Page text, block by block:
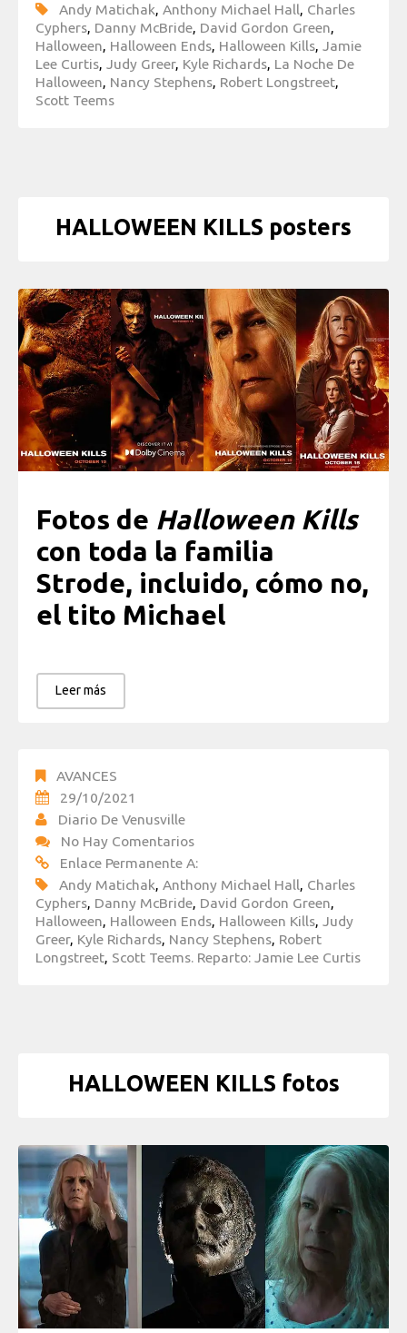
Andy Matichak, Anthony Michael Hall, Charles
Cyphers, Danny McBride, David Gordon Green,
Halloween, Halloween Ends, Halloween Kills, Jamie
Lee Curtis, Judy Greer, Kyle Richards, La Noche De
Halloween, Nancy Stephens, Robert Longstreet,
Scott Teems
HALLOWEEN KILLS posters
Fotos de Halloween Kills
con toda la familia
Strode, incluido, cómo no,
el tito Michael
Leer más
AVANCES
29/10/2021
Diario De Venusville
No Hay Comentarios
Enlace Permanente A:
Andy Matichak, Anthony Michael Hall, Charles
Cyphers, Danny McBride, David Gordon Green,
Halloween, Halloween Ends, Halloween Kills, Judy
Greer, Kyle Richards, Nancy Stephens, Robert
Longstreet, Scott Teems. Reparto: Jamie Lee Curtis
HALLOWEEN KILLS fotos